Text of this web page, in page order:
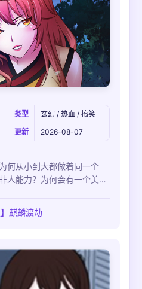
类型
玄幻 / 热血 / 搞笑
更新 2026-08-07
何从小到大都做着同一个
人能力？为何会有一个美丽
麒麟渡劫